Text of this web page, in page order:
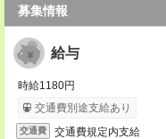
募集情報
給与
時給1180円
交通費別途支給あり
交通費 交通費規定内支給